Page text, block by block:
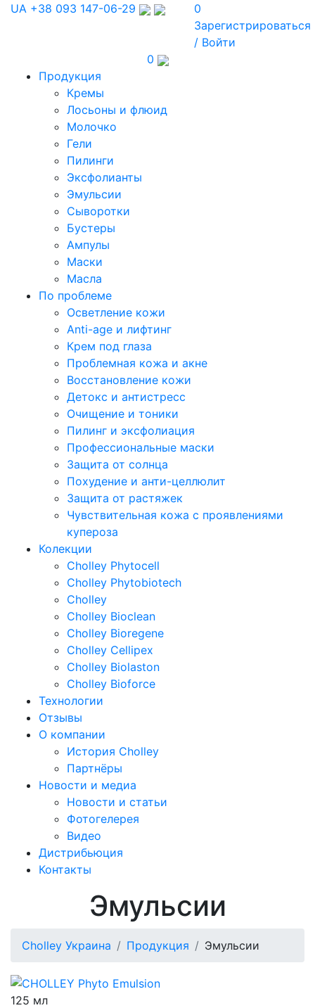
UA +38 093 147-06-29
0
Зарегистрироваться
/ Войти
0
Продукция
Кремы
Лосьоны и флюид
Молочко
Гели
Пилинги
Эксфолианты
Эмульсии
Сыворотки
Бустеры
Ампулы
Маски
Масла
По проблеме
Осветление кожи
Anti-age и лифтинг
Крем под глаза
Проблемная кожа и акне
Восстановление кожи
Детокс и антистресс
Очищение и тоники
Пилинг и эксфолиация
Профессиональные маски
Защита от солнца
Похудение и анти-целлюлит
Защита от растяжек
Чувствительная кожа с проявлениями
купероза
Колекции
Cholley Phytocell
Cholley Phytobiotech
Cholley
Cholley Bioclean
Cholley Bioregene
Cholley Cellipex
Cholley Biolaston
Cholley Bioforce
Технологии
Отзывы
О компании
История Cholley
Партнёры
Новости и медиа
Новости и статьи
Фотогелерея
Видео
Дистрибьюция
Контакты
Эмульсии
Cholley Украина Продукция Эмульсии
125 мл